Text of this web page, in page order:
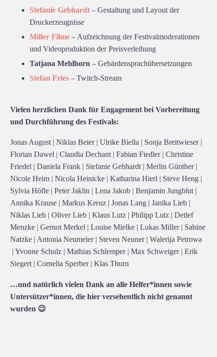
Stefanie Gebhardt – Gestaltung und Layout der
Druckerzeugnisse
Miller Filme – Aufzeichnung der Festivalmoderationen
und Videoproduktion der Preisverleihung
Tatjana Mehlhorn – Gebärdensprachübersetzungen
Stefan Fries – Twitch-Stream
Vielen herzlichen Dank für Engagement bei Vorbereitung
und Durchführung des Festivals:
Jonas August | Niklas Beier | Ulrike Biella | Sonja Breitwieser |
Florian Dawel | Claudia Dechant | Fabian Fiedler | Christine
Friedel | Daniela Frank | Stefanie Gebhardt | Merlin Günther |
Nicole Heim | Nicola Heinicke | Katharina Hierl | Steve Heng |
Sylvia Höfle | Peter Jaklin | Lena Jakob | Benjamin Jungblut |
Annika Krause | Markus Kreuz | Jonas Lang | Janika Lieb |
Niklas Lieb | Oliver Lieb | Klaus Lutz | Philipp Lutz | Detlef
Menzke | Gernot Merkel | Louise Mielke | Lukas Miller | Sabine
Natzke | Antonia Neumeier | Steven Neuner | Walerija Petrowa
| Yvonne Schulz | Mathias Schlemper | Max Schweiger | Erik
Siegert | Cornelia Sperber | Klas Thurn
…und natürlich vielen Dank an alle Helfer*innen sowie
Untersützer*innen, die hier versehentlich nicht genannt
wurden 😉